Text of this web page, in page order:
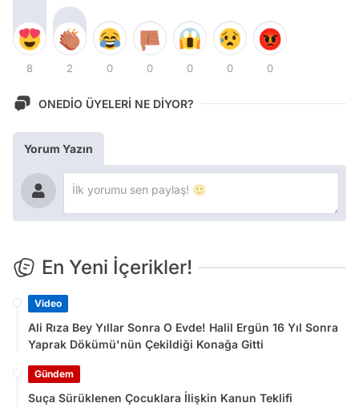
8 2 0 0 0 0 0
ONEDİO ÜYELERİ NE DİYOR?
Yorum Yazın
En Yeni İçerikler!
Video
Ali Rıza Bey Yıllar Sonra O Evde! Halil Ergün 16 Yıl Sonra
Yaprak Dökümü'nün Çekildiği Konağa Gitti
Gündem
Suça Sürüklenen Çocuklara İlişkin Kanun Teklifi